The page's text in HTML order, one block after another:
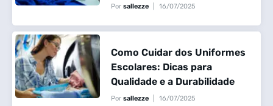
Porsallezze 16/07/2025
Como Cuidar dos Uniformes
Escolares: Dicas para
Qualidade e a Durabilidade
Porsallezze 16/07/2025